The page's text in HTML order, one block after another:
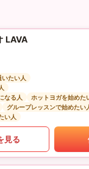
LAVA
たい人
なる人
ホットヨガを始めた
グループレッスンで始めたい
い人
見る